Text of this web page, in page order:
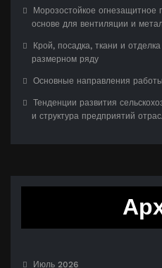
Морозостойкое огнезащитное
основе для вентиляции и
Крой, посадка, ткани и
размерном ряду
Основные направления
Тенденции развития
и структура предприятий
Июль 2026